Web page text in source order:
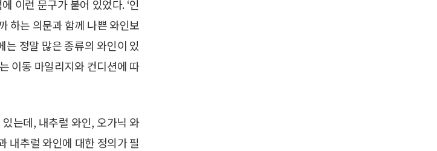
이런 문구가 붙어 있었다. ‘인
하는 의문과 함께 나쁜 와인보
정말 많은 종류의 와인이 있
이동 마일리지와 컨디션에 따
는데, 내추럴 와인, 오가닉 와
내추럴 와인에 대한 정의가 필